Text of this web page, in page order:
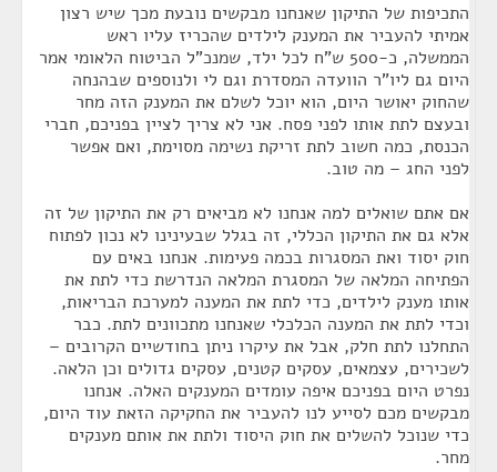
התכיפות של התיקון שאנחנו מבקשים נובעת מכך שיש רצון
אמיתי להעביר את המענק לילדים שהכריז עליו ראש
הממשלה, כ-500 ש"ח לכל ילד, שמנכ"ל הביטוח הלאומי אמר
היום גם ליו"ר הוועדה המסדרת וגם לי ולנוספים שבהנחה
שהחוק יאושר היום, הוא יוכל לשלם את המענק הזה מחר
ובעצם לתת אותו לפני פסח. אני לא צריך לציין בפניכם, חברי
הכנסת, כמה חשוב לתת זריקת נשימה מסוימת, ואם אפשר
לפני החג – מה טוב.
אם אתם שואלים למה אנחנו לא מביאים רק את התיקון של זה
אלא גם את התיקון הכללי, זה בגלל שבעינינו לא נכון לפתוח
חוק יסוד ואת המסגרות בכמה פעימות. אנחנו באים עם
הפתיחה המלאה של המסגרת המלאה הנדרשת כדי לתת את
אותו מענק לילדים, כדי לתת את המענה למערכת הבריאות,
וכדי לתת את המענה הכלכלי שאנחנו מתכוונים לתת. כבר
התחלנו לתת חלק, אבל את עיקרו ניתן בחודשיים הקרובים –
לשכירים, עצמאים, עסקים קטנים, עסקים גדולים וכן הלאה.
נפרט היום בפניכם איפה עומדים המענקים האלה. אנחנו
מבקשים מכם לסייע לנו להעביר את החקיקה הזאת עוד היום,
כדי שנוכל להשלים את חוק היסוד ולתת את אותם מענקים
מחר.